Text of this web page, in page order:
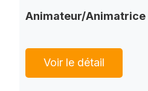
Animateur/Animatrice
Voir le détail